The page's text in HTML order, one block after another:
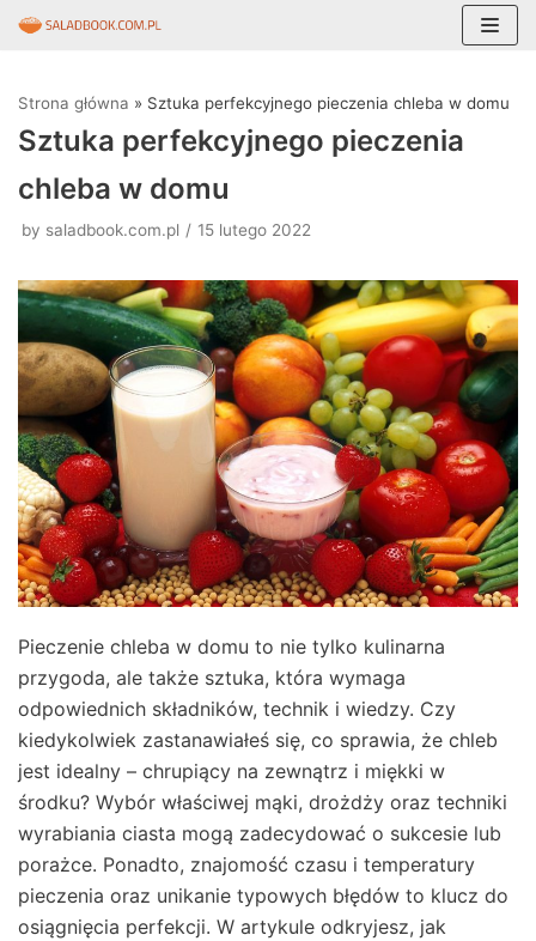
do
treści
Strona główna » Sztuka perfekcyjnego pieczenia chleba w domu
Sztuka perfekcyjnego pieczenia
chleba w domu
by saladbook.com.pl 15 lutego 2022
Pieczenie chleba w domu to nie tylko kulinarna
przygoda, ale także sztuka, która wymaga
odpowiednich składników, technik i wiedzy. Czy
kiedykolwiek zastanawiałeś się, co sprawia, że chleb
jest idealny – chrupiący na zewnątrz i miękki w
środku? Wybór właściwej mąki, drożdży oraz techniki
wyrabiania ciasta mogą zadecydować o sukcesie lub
porażce. Ponadto, znajomość czasu i temperatury
pieczenia oraz unikanie typowych błędów to klucz do
osiągnięcia perfekcji. W artykule odkryjesz, jak